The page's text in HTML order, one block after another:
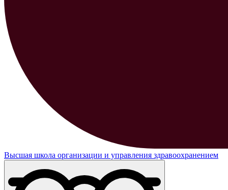
Высшая школа организации и управления здравоохранением